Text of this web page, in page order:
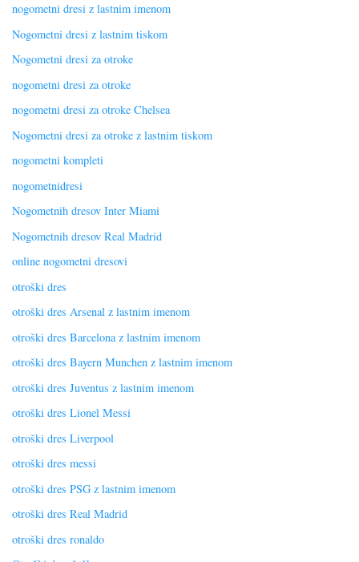
nogometni dresi z lastnim imenom
Nogometni dresi z lastnim tiskom
Nogometni dresi za otroke
nogometni dresi za otroke
nogometni dresi za otroke Chelsea
Nogometni dresi za otroke z lastnim tiskom
nogometni kompleti
nogometnidresi
Nogometnih dresov Inter Miami
Nogometnih dresov Real Madrid
online nogometni dresovi
otroški dres
otroški dres Arsenal z lastnim imenom
otroški dres Barcelona z lastnim imenom
otroški dres Bayern Munchen z lastnim imenom
otroški dres Juventus z lastnim imenom
otroški dres Lionel Messi
otroški dres Liverpool
otroški dres messi
otroški dres PSG z lastnim imenom
otroški dres Real Madrid
otroški dres ronaldo